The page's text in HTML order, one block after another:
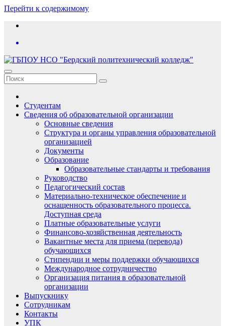
Перейти к содержимому
Студентам
Сведения об образовательной организации
Основные сведения
Структура и органы управления образовательной
организацией
Документы
Образование
Образовательные стандарты и требования
Руководство
Педагогический состав
Материально-техническое обеспечение и
оснащенность образовательного процесса.
Доступная среда
Платные образовательные услуги
Финансово-хозяйственная деятельность
Вакантные места для приема (перевода)
обучающихся
Стипендии и меры поддержки обучающихся
Международное сотрудничество
Организация питания в образовательной
организации
Выпускнику
Сотрудникам
Контакты
УПК